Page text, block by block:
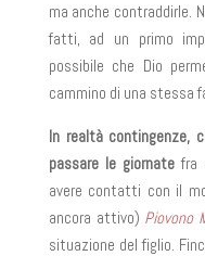
ma anche contraddirle.
fatti, ad un primo
possibile che Dio
cammino di una stessa
In realtà contingenze,
passare le giornatefra
avere contatti con il
ancora attivo) Piovono
situazione del figlio.